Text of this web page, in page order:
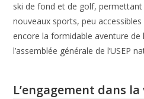
ski de fond et de golf,
nouveaux sports, peu accessibles
encore la formidable aventure de
l’assemblée générale de l’USEP
L’engagement dans